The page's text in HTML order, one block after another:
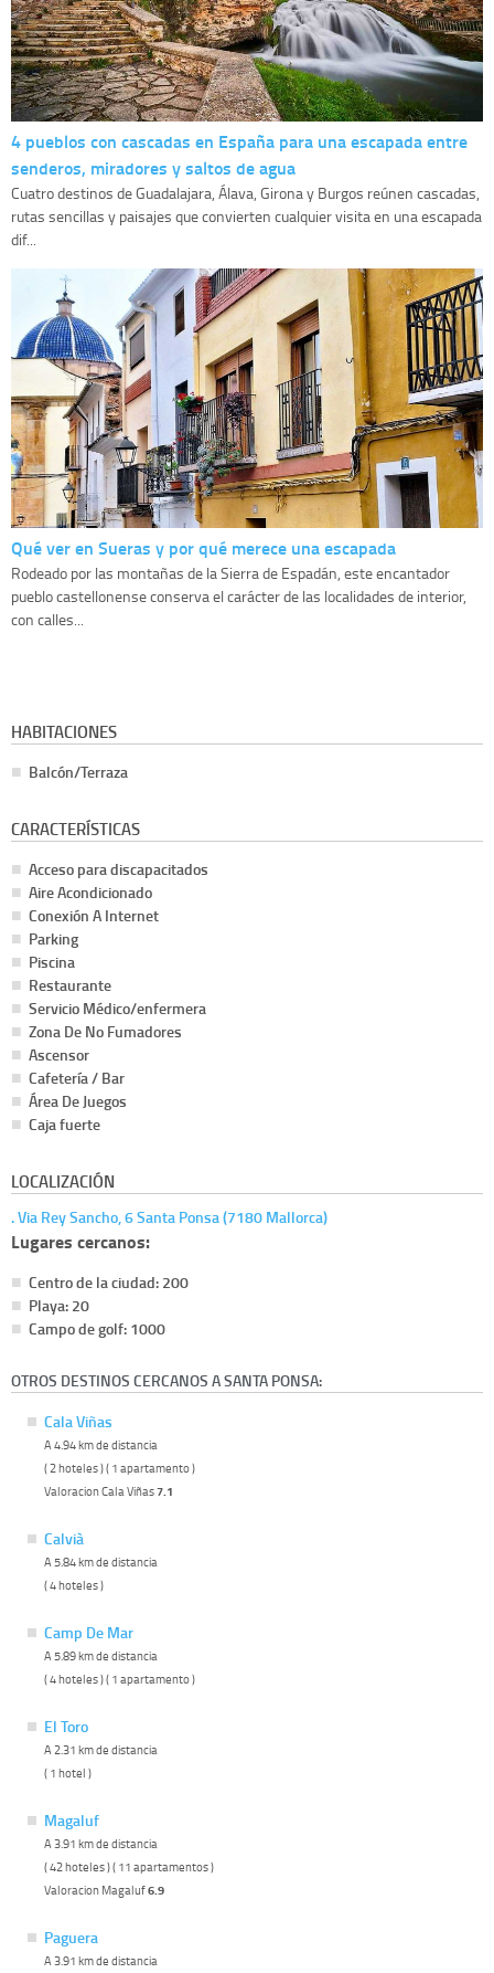
4 pueblos con cascadas en España para una escapada entre
senderos, miradores y saltos de agua
Cuatro destinos de Guadalajara, Álava, Girona y Burgos reúnen cascadas,
rutas sencillas y paisajes que convierten cualquier visita en una escapada
dif...
Qué ver en Sueras y por qué merece una escapada
Rodeado por las montañas de la Sierra de Espadán, este encantador
pueblo castellonense conserva el carácter de las localidades de interior,
con calles...
HABITACIONES
Balcón/Terraza
CARACTERÍSTICAS
Acceso para discapacitados
Aire Acondicionado
Conexión A Internet
Parking
Piscina
Restaurante
Servicio Médico/enfermera
Zona De No Fumadores
Ascensor
Cafetería / Bar
Área De Juegos
Caja fuerte
LOCALIZACIÓN
. Via Rey Sancho, 6 Santa Ponsa (7180 Mallorca)
Lugares cercanos:
Centro de la ciudad: 200
Playa: 20
Campo de golf: 1000
OTROS DESTINOS CERCANOS A SANTA PONSA:
Cala Viñas
A 4.94 km de distancia
( 2 hoteles ) ( 1 apartamento )
Valoracion Cala Viñas7.1
Calvià
A 5.84 km de distancia
( 4 hoteles )
Camp De Mar
A 5.89 km de distancia
( 4 hoteles ) ( 1 apartamento )
El Toro
A 2.31 km de distancia
( 1 hotel )
Magaluf
A 3.91 km de distancia
( 42 hoteles ) ( 11 apartamentos )
Valoracion Magaluf6.9
Paguera
A 3.91 km de distancia